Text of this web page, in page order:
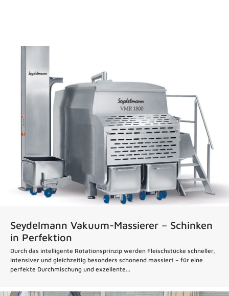
Seydelmann Vakuum-Massierer – Schinken
in Perfektion
Durch das intelligente Rotationsprinzip werden Fleischstücke schneller,
intensiver und gleichzeitig besonders schonend massiert – für eine
perfekte Durchmischung und exzellente...